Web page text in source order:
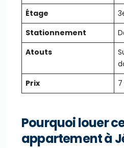
Étage
Stationnement
Atouts
Prix
Pourquoi louer
appartement à